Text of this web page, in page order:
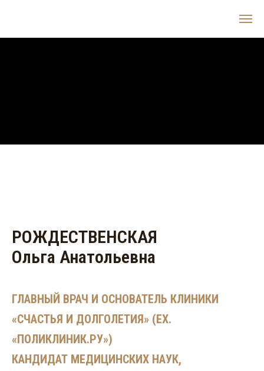
РОЖДЕСТВЕНСКАЯ
Ольга Анатольевна
ГЛАВНЫЙ ВРАЧ И ОСНОВАТЕЛЬ КЛИНИКИ
«СЧАСТЬЯ И ДОЛГОЛЕТИЯ» (EX.
«ПОЛИКЛИНИК.РУ»)
КАНДИДАТ МЕДИЦИНСКИХ НАУК,